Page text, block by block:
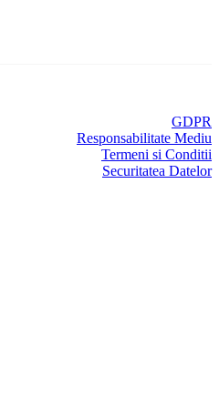
GDPR
Responsabilitate Mediu
Termeni si Conditii
Securitatea Datelor